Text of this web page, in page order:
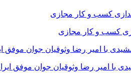
کسب و کار مجازی
امیر رضا وثوقیان جوان موفق